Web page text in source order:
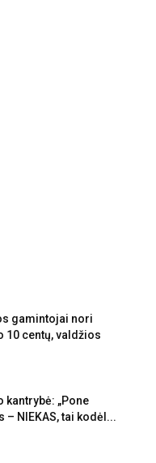
gamintojai nori
10 centų, valdžios
„Pone
– NIEKAS, tai kodėl...